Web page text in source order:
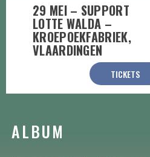
29 MEI – SUPPORT
LOTTE WALDA –
KROEPOEKFABRIEK,
VLAARDINGEN
TICKETS
ALBUM